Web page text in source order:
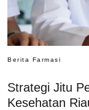
Berita Farmasi
Strategi Jitu
Kesehatan